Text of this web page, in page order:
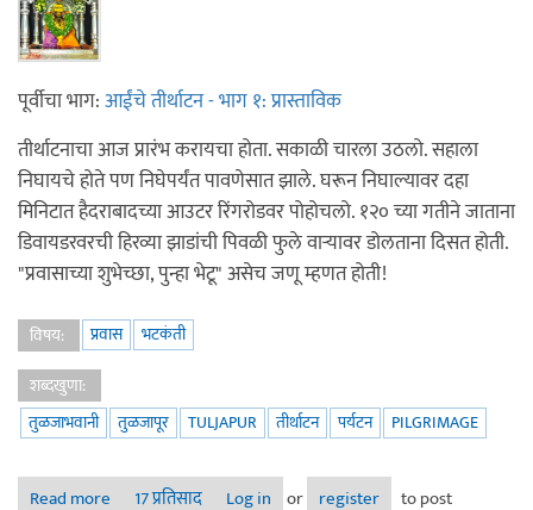
पूर्वीचा भाग:आईंचे तीर्थाटन - भाग १: प्रास्ताविक
तीर्थाटनाचा आज प्रारंभ करायचा होता. सकाळी चारला उठलो. सहाला
निघायचे होते पण निघेपर्यंत पावणेसात झाले. घरून निघाल्यावर दहा
मिनिटात हैदराबादच्या आउटर रिंगरोडवर पोहोचलो. १२० च्या गतीने जाताना
डिवायडरवरची हिरव्या झाडांची पिवळी फुले वाऱ्यावर डोलताना दिसत होती.
"प्रवासाच्या शुभेच्छा, पुन्हा भेटू" असेच जणू म्हणत होती!
विषय: प्रवास
भटकंती
शब्दखुणा:
तुळजाभवानी
तुळजापूर TULJAPUR तीर्थाटन पर्यटन PILGRIMAGE
Read more about आईंचे तीर्थाटन - भाग २: जय भवानी
17 प्रतिसाद Log in or register to post